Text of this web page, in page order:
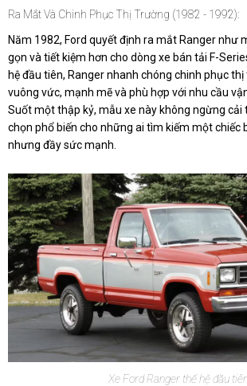
Ra Mắt Và Chinh Phục Thị Trường (1982 - 1992):
Năm 1982, Ford quyết định ra mắt Ranger như
gọn và tiết kiệm hơn cho dòng xe bán tải F-
hệ đầu tiên, Ranger nhanh chóng chinh phục
vuông vức, mạnh mẽ và phù hợp với nhu cầu
Suốt một thập kỷ, mẫu xe này không ngừng cải
chọn phổ biến cho những ai tìm kiếm một chiếc
nhưng đầy sức mạnh.
Xe Ford Ranger thế hệ đầu